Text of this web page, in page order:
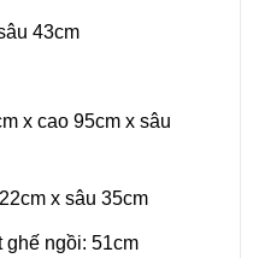
43cm
x cao 95cm x sâu
x sâu 35cm
ghế ngồi: 51cm